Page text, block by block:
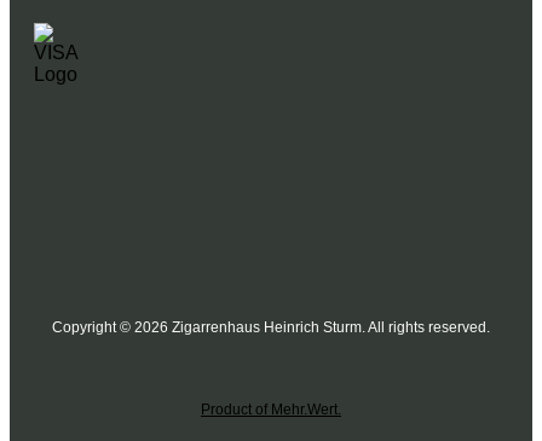
Copyright © 2026 Zigarrenhaus Heinrich Sturm. All rights reserved.
Product of Mehr.Wert.